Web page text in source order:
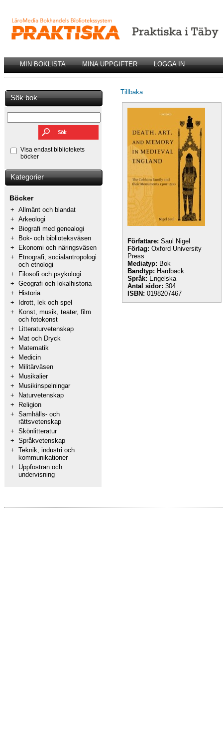
MIN BOKLISTA MINA UPPGIFTER LOGGA IN
Sök bok
Visa endast bibliotekets
böcker
Kategorier
Böcker
+ Allmänt och blandat
+ Arkeologi
+
Biografi med genealogi
+
Bok- och biblioteksväsen
+
Ekonomi och näringsväsen
+
Etnografi, socialantropologi
och etnologi
+
Filosofi och psykologi
+ Geografi och lokalhistoria
+
Historia
+
Idrott, lek och spel
+
Konst, musik, teater, film
och fotokonst
+
Litteraturvetenskap
+
Mat och Dryck
+
Matematik
+
Medicin
+
Militärväsen
+
Musikalier
+
Musikinspelningar
+
Naturvetenskap
+
Religion
+ Samhälls- och
rättsvetenskap
+ Skönlitteratur
+ Språkvetenskap
+ Teknik, industri och
kommunikationer
+
Uppfostran och
undervisning
Tillbaka
Författare: Saul Nigel
Förlag: Oxford University
Press
Mediatyp: Bok
Bandtyp: Hardback
Språk: Engelska
Antal sidor: 304
ISBN: 0198207467